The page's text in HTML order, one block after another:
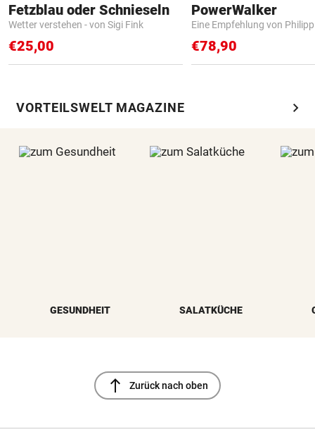
Fetzblau oder Schnieseln
Wetter verstehen - von Sigi Fink
€25,00
PowerWalker
Eine Empfehlung von
€78,90
VORTEILSWELT MAGAZINE chevron_right
GESUNDHEIT SALATKÜCHE
north Zurück nach oben